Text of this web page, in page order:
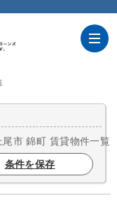
尾市 錦町 賃貸物件一覧
条件を保存